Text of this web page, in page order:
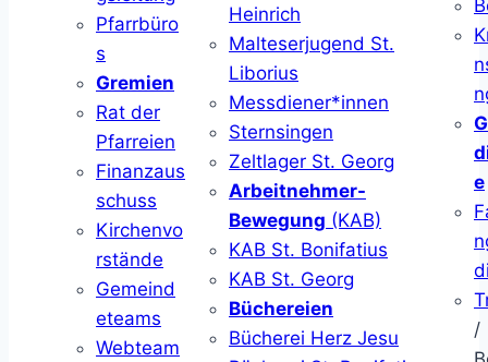
Pfarrbüro
s
Gremien
Rat der
Pfarreien
Finanzaus
schuss
Kirchenvo
rstände
Gemeind
eteams
Webteam
Heinrich
Malteserjugend St.
Liborius
Messdiener*innen
Sternsingen
Zeltlager St. Georg
Arbeitnehmer-
Bewegung (KAB)
KAB St. Bonifatius
KAB St. Georg
Büchereien
Bücherei Herz Jesu
e
/